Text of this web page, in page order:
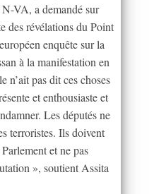
VA, a demandé sur
des révélations du Point
enquête sur la
à la manifestation en
n’ait pas dit ces choses
et enthousiaste et
Les députés ne
terroristes. Ils doivent
et ne pas
», soutient Assita